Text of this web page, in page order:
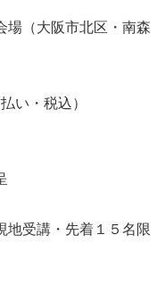
場（大阪市北区・南森
い・税込）
地受講・先着１５名限